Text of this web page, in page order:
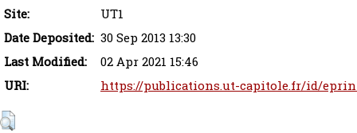
Site:
UT1
Date Deposited: 30 Sep 2013 13:30
Last Modified:
02 Apr 2021 15:46
URI:
https://publications.ut-capitole.fr/id/